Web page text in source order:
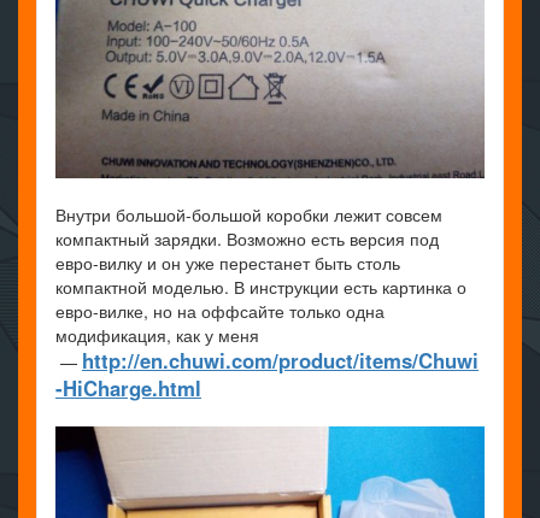
Внутри большой-большой коробки лежит совсем
компактный зарядки. Возможно есть версия под
евро-вилку и он уже перестанет быть столь
компактной моделью. В инструкции есть картинка о
евро-вилке, но на оффсайте только одна
модификация, как у меня
— http://en.chuwi.com/product/items/Chuwi
-HiCharge.html